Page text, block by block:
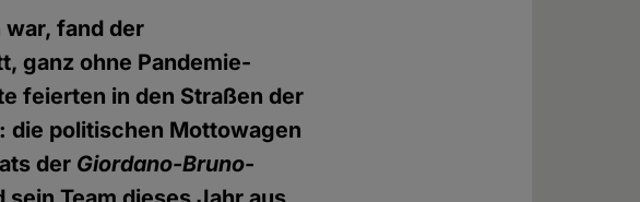
fand der
ganz ohne Pandemie-
feierten in den Straßen der
die politischen Mottowagen
der Giordano-Bruno-